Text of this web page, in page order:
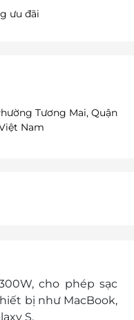
ưu đãi
Tương Mai, Quận
Nam
cho phép sạc
bị như MacBook,
S.